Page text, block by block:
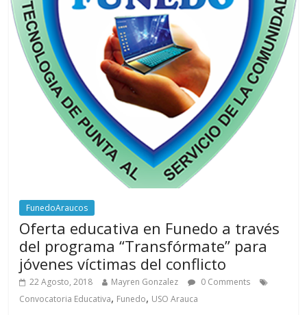
FunedoAraucos
Oferta educativa en Funedo a través
del programa “Transfórmate” para
jóvenes víctimas del conflicto
22 Agosto, 2018 Mayren Gonzalez
0 Comments
Convocatoria Educativa, Funedo, USO Arauca